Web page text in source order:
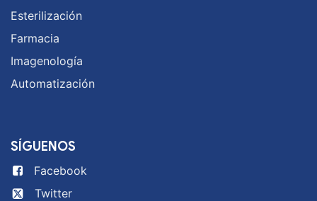
Esterilización
Farmacia
Imagenología
Automatización
SÍGUENOS
Facebook
Twitter